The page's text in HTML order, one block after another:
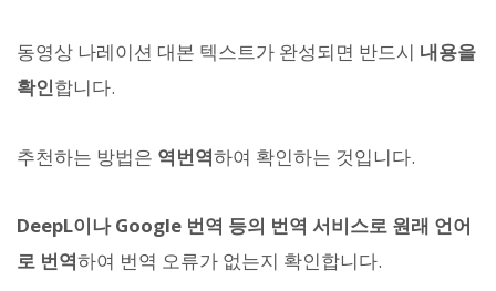
동영상 나레이션 대본 텍스트가 완성되면 반드시 내용을
확인합니다.
추천하는 방법은 역번역하여 확인하는 것입니다.
DeepL이나 Google 번역 등의 번역 서비스로 원래 언어
로 번역하여 번역 오류가 없는지 확인합니다.